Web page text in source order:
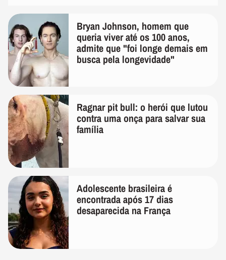
Bryan Johnson, homem que
queria viver até os 100 anos,
admite que "foi longe demais em
busca pela longevidade"
Ragnar pit bull: o herói que lutou
contra uma onça para salvar sua
família
Adolescente brasileira é
encontrada após 17 dias
desaparecida na França